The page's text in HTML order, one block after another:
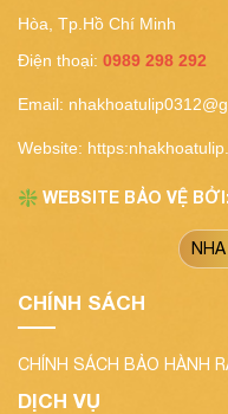
Hòa, Tp.Hồ Chí Minh
Điện thoại: 0989 298 292
Email:
Website:
❇️ WEBSITE BẢO VỆ BỞI:
CHÍNH SÁCH
CHÍNH SÁCH BẢO HÀNH
DỊCH VỤ